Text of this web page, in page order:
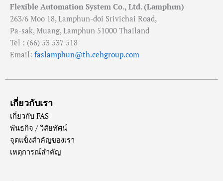
Flexible Automation System Co., Ltd. (Lamphun)
263/6 Moo 18, Lamphun-doi Srivichai Road,
Pa-sak, Muang, Lamphun 51000 Thailand
Tel : (66) 53 537 518
Email: faslamphun@th.cehgroup.com
เกี่ยวกับเรา
เกี่ยวกับ FAS
พันธกิจ / วิสัยทัศน์
จุดแข็งสำคัญของเรา
เหตุการณ์สำคัญ